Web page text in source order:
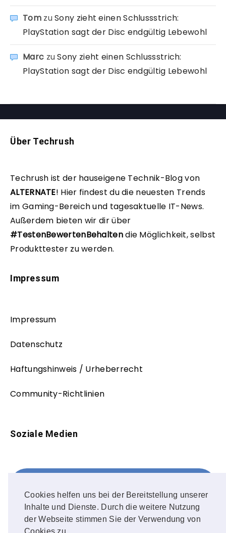
Cookies helfen uns bei der Bereitstellung unserer
Inhalte und Dienste. Durch die weitere Nutzung
der Webseite stimmen Sie der Verwendung von
Cookies zu.
TomzuSony zieht einen Schlussstrich:
PlayStation sagt der Disc endgültig Lebewohl
Marc zuSony zieht einen Schlussstrich:
PlayStation sagt der Disc endgültig Lebewohl
Über Techrush
Techrush ist der hauseigene Technik-Blog von
ALTERNATE! Hier findest du die neuesten Trends
im Gaming-Bereich und tagesaktuelle IT-News.
Außerdem bieten wir dir über
#TestenBewertenBehaltendie Möglichkeit, selbst
Produkttester zu werden.
Impressum
Impressum
Datenschutz
Haftungshinweis / Urheberrecht
Community-Richtlinien
Soziale Medien
FOLLOW ME!
Instagram
OUR PHOTOS!